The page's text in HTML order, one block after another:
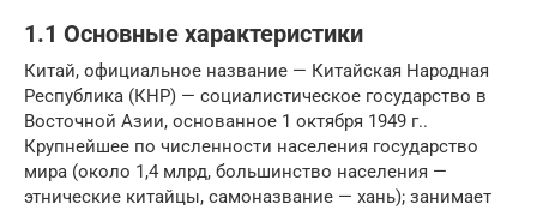
1.1 Основные характеристики
Китай, официальное название — Китайская Народная
Республика (КНР) — социалистическое государство в
Восточной Азии, основанное 1 октября 1949 г..
Крупнейшее по численности населения государство
мира (около 1,4 млрд, большинство населения —
этнические китайцы, самоназвание — хань); занимает